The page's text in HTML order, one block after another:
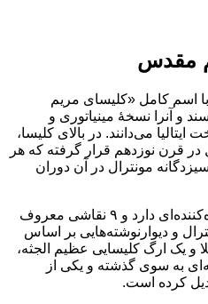
با اسم کامل «کلیسای مریم
و آنرا نسخهٔ مینیاتوری و
می‌دانند. در بالای کلیسا،
در قرن نوزدهم قرار گرفته که هر
مونترال در آن دوران‌
داخل کلیسا هم دکوراسیون خیره‌کننده‌ای دارد و ۹ نقاشی معروف
و دیوارنوشته‌هایی بر اساس
یک ارگ کلیسایی عظیم الجثه،
به سوی گذشته و یکی از
کرده است.